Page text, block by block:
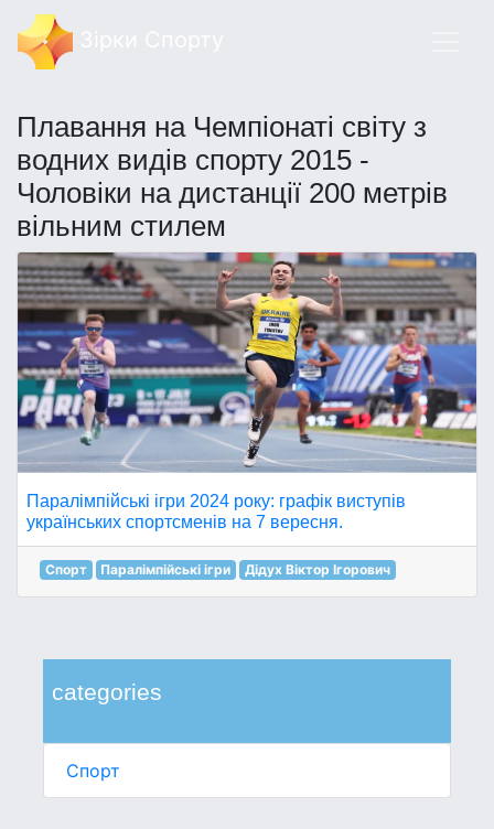
Плавання на Чемпіонаті світу з
водних видів спорту 2015 -
Чоловіки на дистанції 200 метрів
вільним стилем
categories
Спорт
Паралімпійські ігри 2024 року: графік виступів
українських спортсменів на 7 вересня.
Спорт Паралімпійські ігри Дідух Віктор Ігорович